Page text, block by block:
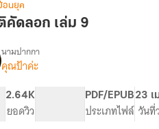
อนยุค
คัดลอก เล่ม 9
เรื่อง
ซู
เหมี่ยว
กับ
มิติ
นามปากกา
คุณป้าค่ะ
2.64K
ยอดวิว
PDF/EPUB
ประเภทไฟล์
23 เ
วันที่